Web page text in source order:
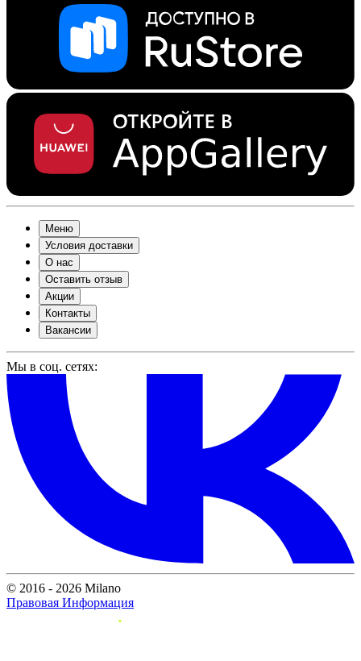
Меню
Условия доставки
О нас
Оставить отзыв
Акции
Контакты
Вакансии
Мы в соц. сетях:
© 2016 - 2026 Milano
Правовая Информация